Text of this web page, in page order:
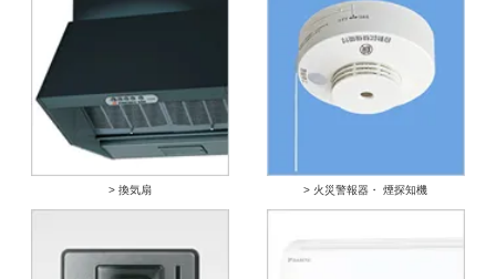
> 換気扇 > 火災警報器・ 煙探知機